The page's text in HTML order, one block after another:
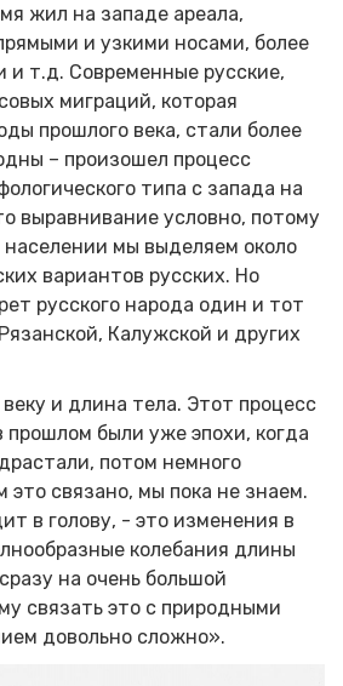
жил на западе ареала,
и узкими носами, более
и т.д. Современные русские,
миграций, которая
прошлого века, стали более
– произошел процесс
типа с запада на
выравнивание условно, потому
мы выделяем около
вариантов русских. Но
русского народа один и тот
Калужской и других
и длина тела. Этот процесс
прошлом были уже эпохи, когда
потом немного
это связано, мы пока не знаем.
в голову, - это изменения в
колебания длины
на очень большой
связать это с природными
довольно сложно».